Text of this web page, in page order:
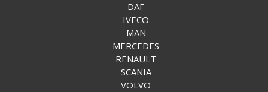
DAF
IVECO
MAN
MERCEDES
RENAULT
SCANIA
VOLVO